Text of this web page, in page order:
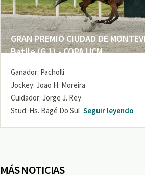
GRAN PREMIO CIUDAD DE
Batlle (G 1) - COPA UCM
Ganador: Pacholli
Jockey: Joao H. Moreira
Cuidador: Jorge J. Rey
Stud: Hs. Bagé Do Sul Seguir leyendo
MÁS NOTICIAS